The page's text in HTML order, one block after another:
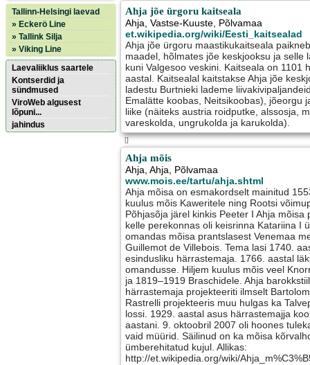
Tallinn-Helsingi laevad
» Eckerö Line
» Tallink Silja
» Viking Line
Laevaliiklus saartele
Kontserdid ja
sündmused
ViroWeb algusest
lõpuni...
jahindus
Ahja jõe ürgoru kaitseala
Ahja,Vastse-Kuuste, Põlvamaa
et.wikipedia.org/wiki/Eesti_kaitsealad
Ahja jõe ürgoru maastikukaitseala
maadel, hõlmates jõe keskjooksu ja selle
kuni Valgesoo veskini. Kaitseala on 1101
aastal. Kaitsealal kaitstakse Ahja jõe
ladestu Burtnieki lademe
Emalätte koobas, Neitsikoobas), jõeorgu
liike (näiteks austria roidputke, alssosja,
vareskolda, ungrukolda ja karukolda).
[]
Ahja mõis
Ahja,Ahja, Põlvamaa
www.mois.ee/tartu/ahja.shtml
Ahja mõisa on esmakordselt mainitud
kuulus mõis Kaweritele ning Rootsi
Põhjasõja järel kinkis Peeter I Ahja mõisa
kelle perekonnas oli keisrinna Katariina I
omandas mõisa prantslasest Venemaa
Guillemot de Villebois. Tema lasi 1740.
esindusliku härrastemaja. 1766. aastal
omandusse. Hiljem kuulus mõis veel
ja 1819–1919 Braschidele. Ahja
härrastemaja projekteeriti ilmselt
Rastrelli projekteeris muu hulgas ka
lossi. 1929. aastal asus härrastemajja
aastani. 9. oktoobril 2007 oli hoones
vaid müürid. Säilinud on ka mõisa
ümberehitatud kujul. Allikas:
http://et.wikipedia.org/wiki/